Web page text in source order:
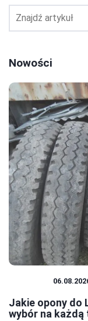
Nowości
Jakie opony do
wybór na każdą